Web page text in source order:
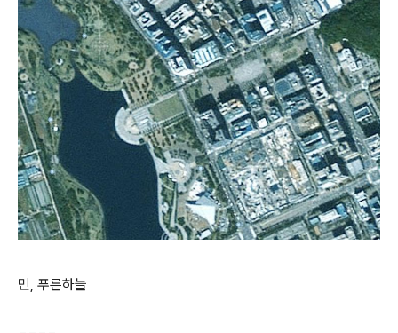
민, 푸른하늘